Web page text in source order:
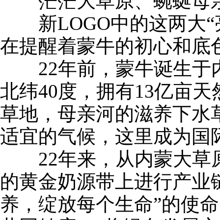
新LOGO中的这两大“
在提醒着蒙牛的初心和底
22年前，蒙牛诞生于
北纬40度，拥有13亿亩
草地，母亲河的滋养下水
适宜的气候，这里成为国
22年来，从内蒙大草
的黄金奶源带上进行产业
养，绽放每个生命”的使